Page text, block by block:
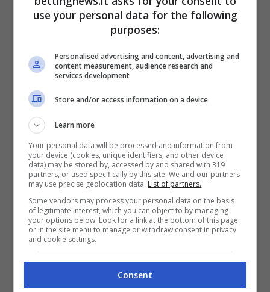
sfavillante intesa conEze , il bomber di
è un fattore sia di testa che di piede:
avendo dalla sua un attacco alla profondità
veemente, ilclasse ’97 ha tutte le carte in
regola per far saltare il banco inserendo il
suo nome nel tabellino marcatori.
Il riferimento ad Eze è stato tutt’altro che
casuale visto che il tuttocampista del Crystal
Palace è un calciatore abituato a stravolgere
gli spartiti tecnico-tattici dell’incontro con
rapidità, tecnica ed estro. Inove gol e i tre
assist servitinelle ultime
parlano per lui, evidenziando una
predisposizione a rendersi pericoloso in zona
use your personal data for the following
purposes:
Personalised advertising and content, advertising and
content measurement, audience research and
services development
Store and/or access information on a device
Learn more
Your personal data will be processed and information from
your device (cookies, unique identifiers, and other device
data) may be stored by, accessed by and shared with 319
partners, or used specifically by this site. We and our partners
may use precise geolocation data. List of partners.
Some vendors may process your personal data on the basis
of legitimate interest, which you can object to by managing
your options below. Look for a link at the bottom of this page
or in the site menu to manage or withdraw consent in privacy
and cookie settings.
Consent